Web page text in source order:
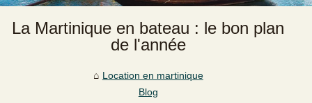
La Martinique en bateau : le bon plan
de l'année
Location en martinique
Blog